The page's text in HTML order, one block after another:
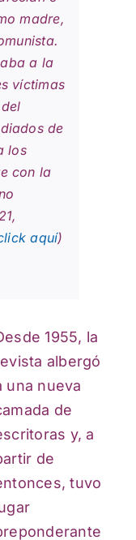
madre,
a la
víctimas
de
los
con la
aquí)
1955, la
albergó
una nueva
de
y, a
de
tuvo